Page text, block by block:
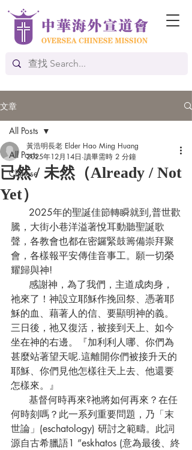
文章
All Posts
Chinese
All Posts
已然 / 未然（Already / Not
Yet）
黃浩明長老 Elder Hao Ming Huang
2025年12月14日 讀畢需時 2 分鐘
騰，大街小巷洋溢著悅耳動聽聖誕歌
聲，各教會也都在密鑼緊鼓籌備崇拜聚
會，各樣報平安傳佳音事工。願一切榮
耀歸與神!
祂來了！神設立耶穌作挽回祭、憑著耶
穌的血、藉著人的信、要顯明神的義。
三日後，祂又復活，被接到天上、如今
坐在神的右邊。『加利利人哪、你們為
甚麼站著望天呢.這離開你們被接升天的
耶穌、你們見他怎樣往天上去、他還要
怎樣來。』
何時刻嗎？此一系列重要問題，乃「末
世論」(eschatology) 研討之範疇。此詞
源自古希臘語1 ”eskhatos (意為最後、終